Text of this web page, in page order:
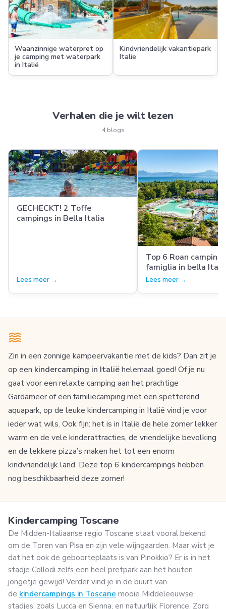
Waanzinnige waterpret op
je camping met waterpark
in Italië
Kindvriendelijk vakantiepark
Italie
Verhalen die je wilt lezen
4 blogs
GECHECKT! 2 Toffe
campings in Bella Italia
Lees meer →
Top 6 Roan
famiglia in bella
Lees meer →
Zin in een zonnige kampeervakantie met de kids? Dan zit je
op een kindercamping in Italiëhelemaal goed! Of je nu
gaat voor een relaxte camping aan het prachtige
Gardameer of een familiecamping met een spetterend
aquapark, op de leuke kindercamping in Italië vind je voor
ieder wat wils. Ook fijn: het is in Italië de hele zomer lekker
warm en de vele kinderattracties, de vriendelijke bevolking
en de lekkere pizza’s maken het tot een enorm
kindvriendelijk land. Deze top 6 kindercampings hebben
nog beschikbaarheid deze zomer!
Kindercamping Toscane
De Midden-Italiaanse regio Toscane staat vooral bekend
om de Toren van Pisa en zijn vele wijngaarden. Maar wist je
dat het ook de geboorteplaats is van Pinokkio? Er is in het
stadje Collodi zelfs een heel pretpark aan het houten
jongetje gewijd! Verder vind je in de buurt van
de kindercampings in Toscane mooie Middeleeuwse
stadjes, zoals Lucca en Sienna, en natuurlijk Florence. Zorg